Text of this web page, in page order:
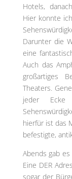
Hotels,
Hier konnte
Darunter die
eine
Auch das
großartiges
Theaters.
jeder Ecke
hierfür ist das
befestigte,
Abends gab
Eine DER
sogar der